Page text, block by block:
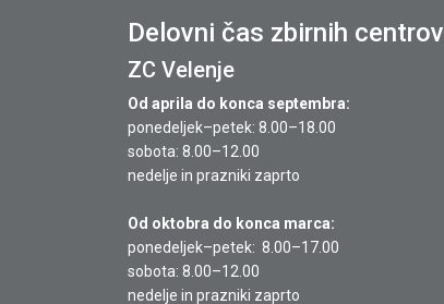
Delovni čas zbirnih centrov
ZC Velenje
Od aprila do konca septembra:
ponedeljek–petek: 8.00–18.00
sobota: 8.00–12.00
nedelje in prazniki zaprto
Od oktobra do konca marca:
ponedeljek–petek: 8.00–17.00
sobota: 8.00–12.00
nedelje in prazniki zaprto